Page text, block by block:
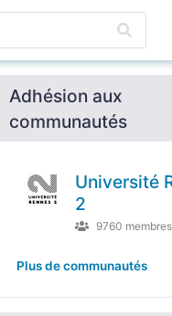
Adhésion aux
communautés
Université
2
9760 membres
Plus de communautés